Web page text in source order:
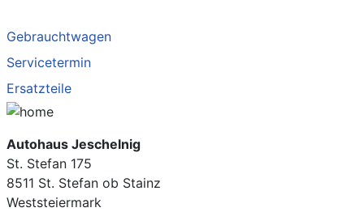
Gebrauchtwagen
Servicetermin
Ersatzteile
Autohaus Jeschelnig
St. Stefan 175
8511 St. Stefan ob Stainz
Weststeiermark